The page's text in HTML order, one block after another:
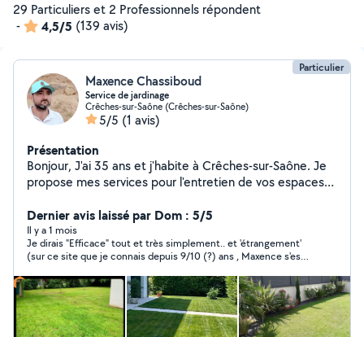
29 Particuliers et 2 Professionnels répondent
-
4,5/5 (139 avis)
Particulier
Maxence Chassiboud
Service de jardinage
Crêches-sur-Saône (Crêches-sur-Saône)
5/5 (1 avis)
Présentation
Bonjour, J'ai 35 ans et j'habite à Crêches-sur-Saône. Je
propose mes services pour l'entretien de vos espaces
ramassage des déchets verts et petits travaux de
jardinage. Sérieux, ponctuel et motivé, je suis disponible
les week-ends. N'hésitez pas à me contacter pour plus
d'informations ou pour un devis. Cordialement.
Dernier avis laissé par Dom : 5/5
Il y a 1 mois
Je dirais "Efficace" tout et très simplement.. et 'étrangement'
(sur ce site que je connais depuis 9/10 (?) ans , Maxence s'est
beaucoup) et à travaillé même sous une chaleur de dingue..
Pour résumer, je ne peux Que Recommander. Merci Maxence.